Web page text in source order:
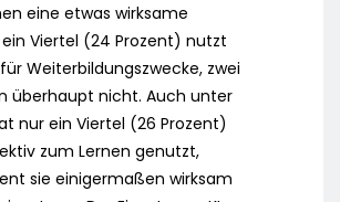
eine etwas wirksame
Viertel (24 Prozent) nutzt
Weiterbildungszwecke, zwei
überhaupt nicht. Auch unter
nur ein Viertel (26 Prozent)
zum Lernen genutzt,
sie einigermaßen wirksam